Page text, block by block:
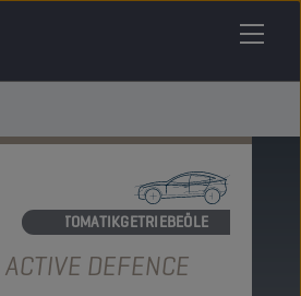
AUTOMATIKGETRIEBEÖLE
ACTIVE DEFENCE